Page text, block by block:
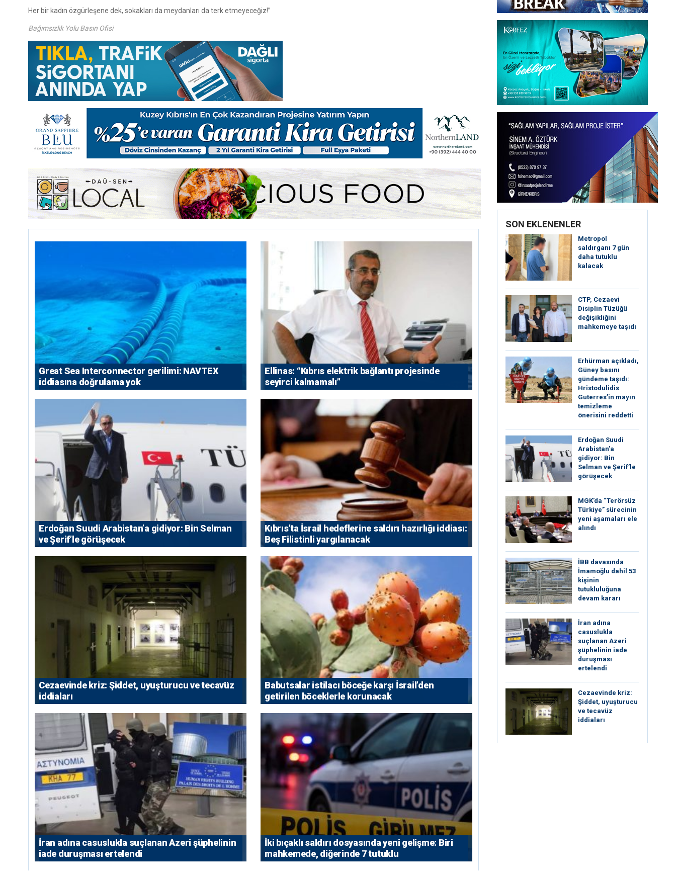
Her bir kadın özgürleşene dek, sokakları da meydanları da terk etmeyeceğiz!”
Bağımsızlık Yolu Basın Ofisi
Great Sea Interconnector gerilimi: NAVTEX
iddiasına doğrulama yok
Ellinas: “Kıbrıs elektrik bağlantı projesinde
seyirci kalmamalı”
Erdoğan Suudi Arabistan’a gidiyor: Bin Selman
ve Şerif’le görüşecek
Kıbrıs’ta İsrail hedeflerine saldırı hazırlığı iddiası:
Beş Filistinli yargılanacak
Cezaevinde kriz: Şiddet, uyuşturucu ve tecavüz
iddiaları
Babutsalar istilacı böceğe karşı İsrail’den
getirilen böceklerle korunacak
İran adına casuslukla suçlanan Azeri şüphelinin
iade duruşması ertelendi
İki bıçaklı saldırı dosyasında yeni gelişme: Biri
mahkemede, diğerinde 7 tutuklu
SON EKLENENLER
Metropol
saldırganı 7 gün
daha tutuklu
kalacak
CTP, Cezaevi
Disiplin Tüzüğü
değişikliğini
mahkemeye taşıdı
Erhürman açıkladı,
Güney basını
gündeme taşıdı:
Hristodulidis
Guterres’in mayın
temizleme
önerisini reddetti
Erdoğan Suudi
Arabistan’a
gidiyor: Bin
Selman ve Şerif’le
görüşecek
MGK’da “Terörsüz
Türkiye” sürecinin
yeni aşamaları ele
alındı
İBB davasında
İmamoğlu dahil 53
kişinin
tutukluluğuna
devam kararı
İran adına
casuslukla
suçlanan Azeri
şüphelinin iade
duruşması
ertelendi
Cezaevinde kriz:
Şiddet, uyuşturucu
ve tecavüz
iddiaları